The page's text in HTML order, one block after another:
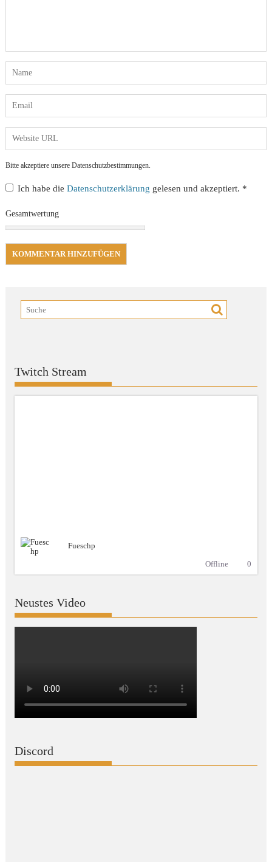
Bitte akzeptiere unsere Datenschutzbestimmungen.
Ich habe dieDatenschutzerklärung gelesen und akzeptiert. *
Gesamtwertung
Twitch Stream
Fueschp
Offline
0
Neustes Video
Discord